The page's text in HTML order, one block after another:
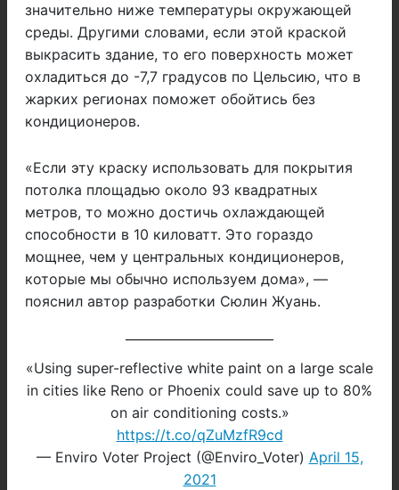
значительно ниже температуры окружающей
среды. Другими словами, если этой краской
выкрасить здание, то его поверхность может
охладиться до -7,7 градусов по Цельсию, что в
жарких регионах поможет обойтись без
кондиционеров.
«Если эту краску использовать для покрытия
потолка площадью около 93 квадратных
метров, то можно достичь охлаждающей
способности в 10 киловатт. Это гораздо
мощнее, чем у центральных кондиционеров,
которые мы обычно используем дома», —
пояснил автор разработки Сюлин Жуань.
«Using super-reflective white paint on a large scale
in cities like Reno or Phoenix could save up to 80%
on air conditioning costs.»
https://t.co/qZuMzfR9cd
— Enviro Voter Project (@Enviro_Voter) April 15,
2021